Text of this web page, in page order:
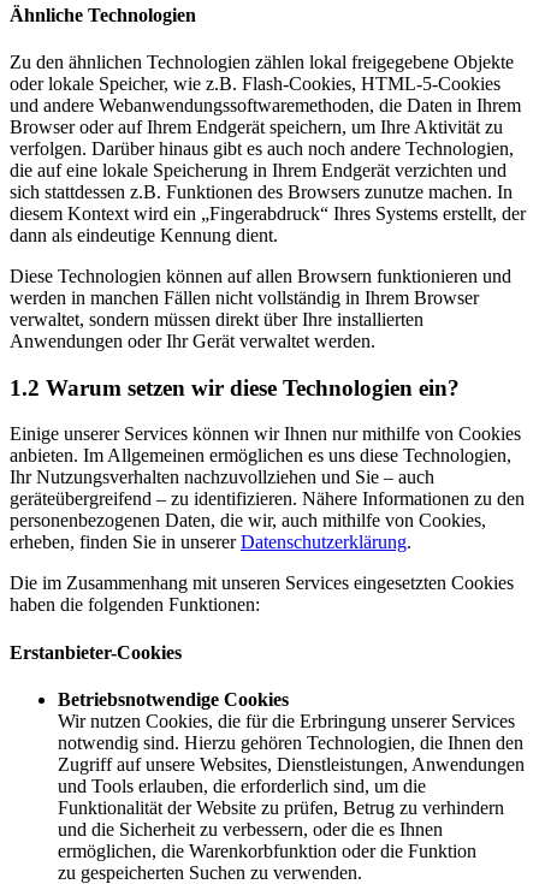
Ähnliche Technologien
Zu den ähnlichen Technologien zählen lokal freigegebene Objekte
oder lokale Speicher, wie z.B. Flash-Cookies, HTML-5-Cookies
und andere Webanwendungssoftwaremethoden, die Daten in Ihrem
Browser oder auf Ihrem Endgerät speichern, um Ihre Aktivität zu
verfolgen. Darüber hinaus gibt es auch noch andere Technologien,
die auf eine lokale Speicherung in Ihrem Endgerät verzichten und
sich stattdessen z.B. Funktionen des Browsers zunutze machen. In
diesem Kontext wird ein „Fingerabdruck“ Ihres Systems erstellt, der
dann als eindeutige Kennung dient.
Diese Technologien können auf allen Browsern funktionieren und
werden in manchen Fällen nicht vollständig in Ihrem Browser
verwaltet, sondern müssen direkt über Ihre installierten
Anwendungen oder Ihr Gerät verwaltet werden.
1.2 Warum setzen wir diese Technologien ein?
Einige unserer Services können wir Ihnen nur mithilfe von Cookies
anbieten. Im Allgemeinen ermöglichen es uns diese Technologien,
Ihr Nutzungsverhalten nachzuvollziehen und Sie – auch
geräteübergreifend – zu identifizieren. Nähere Informationen zu den
personenbezogenen Daten, die wir, auch mithilfe von Cookies,
erheben, finden Sie in unsererDatenschutzerklärung.
Die im Zusammenhang mit unseren Services eingesetzten Cookies
haben die folgenden Funktionen:
Erstanbieter-Cookies
Betriebsnotwendige Cookies
Wir nutzen Cookies, die für die Erbringung unserer Services
notwendig sind. Hierzu gehören Technologien, die Ihnen den
Zugriff auf unsere Websites, Dienstleistungen, Anwendungen
und Tools erlauben, die erforderlich sind, um die
Funktionalität der Website zu prüfen, Betrug zu verhindern
und die Sicherheit zu verbessern, oder die es Ihnen
ermöglichen, die Warenkorbfunktion oder die Funktion
zu gespeicherten Suchen zu verwenden.